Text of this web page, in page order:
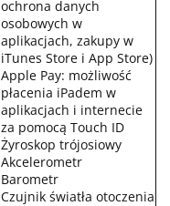
ochrona danych
osobowych w
aplikacjach, zakupy w
iTunes Store i App Store)
Apple Pay: możliwość
płacenia iPadem w
aplikacjach i internecie
za pomocą Touch ID
Żyroskop trójosiowy
Akcelerometr
Barometr
Czujnik światła otoczenia